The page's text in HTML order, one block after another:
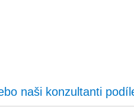
naši konzultanti